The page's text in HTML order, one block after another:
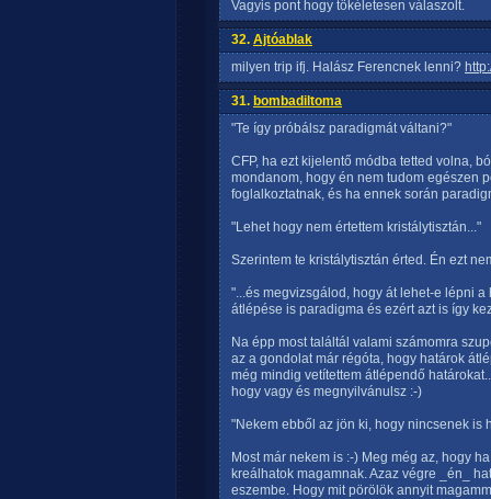
Vagyis pont hogy tökéletesen válaszolt.
32. Ajtóablak
milyen trip ifj. Halász Ferencnek lenni?
31. bombadiltoma
"Te így próbálsz paradigmát váltani?"
CFP, ha ezt kijelentő módba tetted volna,
mondanom, hogy én nem tudom egészen
foglalkoztatnak, és ha ennek során
"Lehet hogy nem értettem kristálytisztán..."
Szerintem te kristálytisztán érted. Én ezt
"...és megvizsgálod, hogy át lehet-e lépni
átlépése is paradigma és ezért azt is így
Na épp most találtál valami számomra
az a gondolat már régóta, hogy határok
még mindig vetítettem átlépendő
hogy vagy és megnyilvánulsz :-)
"Nekem ebből az jön ki, hogy nincsenek is
Most már nekem is :-) Meg még az, hogy
kreálhatok magamnak. Azaz végre _én_
eszembe. Hogy mit pörölök annyit